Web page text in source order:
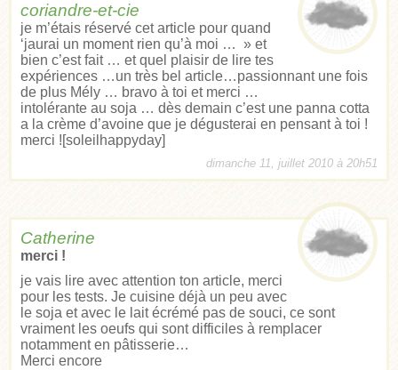
coriandre-et-cie
je m’étais réservé cet article pour quand
‘jaurai un moment rien qu’à moi … » et
bien c’est fait … et quel plaisir de lire tes
expériences …un très bel article…passionnant une fois
de plus Mély … bravo à toi et merci …
intolérante au soja … dès demain c’est une panna cotta
a la crème d’avoine que je dégusterai en pensant à toi !
merci ![soleilhappyday]
dimanche 11, juillet 2010 à 20h51
Catherine
merci !
je vais lire avec attention ton article, merci
pour les tests. Je cuisine déjà un peu avec
le soja et avec le lait écrémé pas de souci, ce sont
vraiment les oeufs qui sont difficiles à remplacer
notamment en pâtisserie…
Merci encore